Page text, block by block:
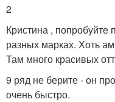
2
Кристина , попробуйте
разных марках. Хоть
Там много красивых
9 ряд не берите - он
очень быстро.